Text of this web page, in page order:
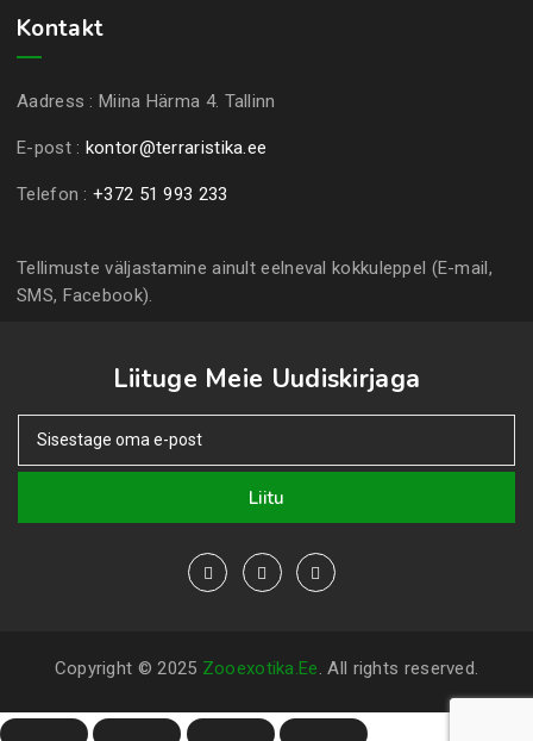
Kontakt
Aadress : Miina Härma 4. Tallinn
E-post : kontor@terraristika.ee
Telefon : +372 51 993 233
Tellimuste väljastamine ainult eelneval kokkuleppel (E-mail,
SMS, Facebook).
Liituge Meie Uudiskirjaga
Liitu
Copyright © 2025 Zooexotika.ee. All rights reserved.